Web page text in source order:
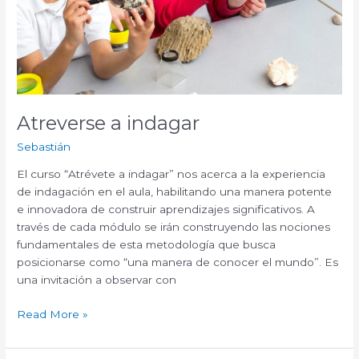
Atreverse a indagar
Sebastián
El curso “Atrévete a indagar” nos acerca a la experiencia
de indagación en el aula, habilitando una manera potente
e innovadora de construir aprendizajes significativos. A
través de cada módulo se irán construyendo las nociones
fundamentales de esta metodología que busca
posicionarse como “una manera de conocer el mundo”. Es
una invitación a observar con
Read More »